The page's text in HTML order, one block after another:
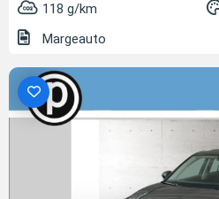
118 g/km
Margeauto